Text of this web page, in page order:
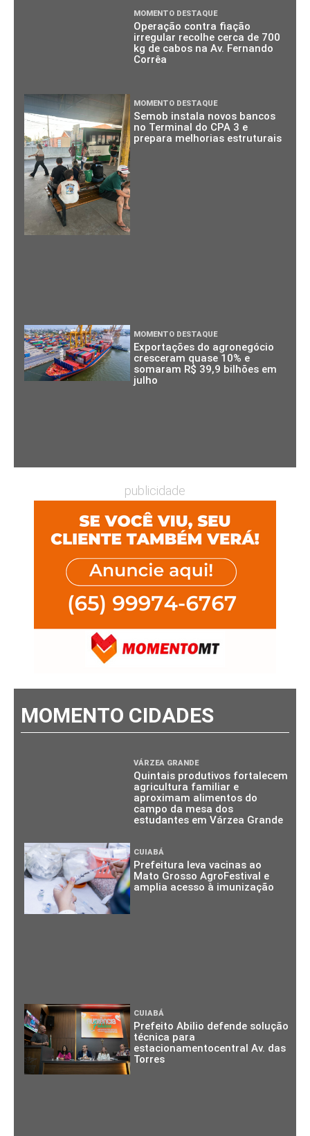
MOMENTO DESTAQUE
Operação contra fiação
irregular recolhe cerca de 700
kg de cabos na Av. Fernando
Corrêa
MOMENTO DESTAQUE
Semob instala novos bancos
no Terminal do CPA 3 e
prepara melhorias estruturais
MOMENTO DESTAQUE
Exportações do agronegócio
cresceram quase 10% e
somaram R$ 39,9 bilhões em
julho
publicidade
MOMENTO CIDADES
VÁRZEA GRANDE
Quintais produtivos fortalecem
agricultura familiar e
aproximam alimentos do
campo da mesa dos
estudantes em Várzea Grande
CUIABÁ
Prefeitura leva vacinas ao
Mato Grosso AgroFestival e
amplia acesso à imunização
CUIABÁ
Prefeito Abilio defende solução
técnica para
estacionamentocentral Av. das
Torres